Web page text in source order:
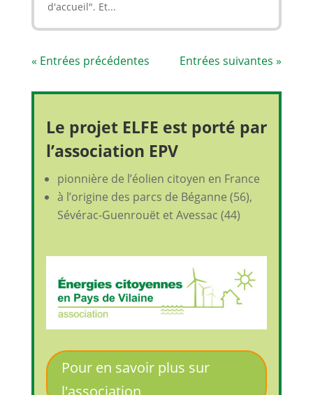
d'accueil". Et...
« Entrées précédentes Entrées suivantes »
Le projet ELFE est porté par
l’association EPV
pionnière de l’éolien citoyen en France
à l’origine des parcs de Béganne (56),
Sévérac-Guenrouët et Avessac (44)
Pour en savoir plus sur